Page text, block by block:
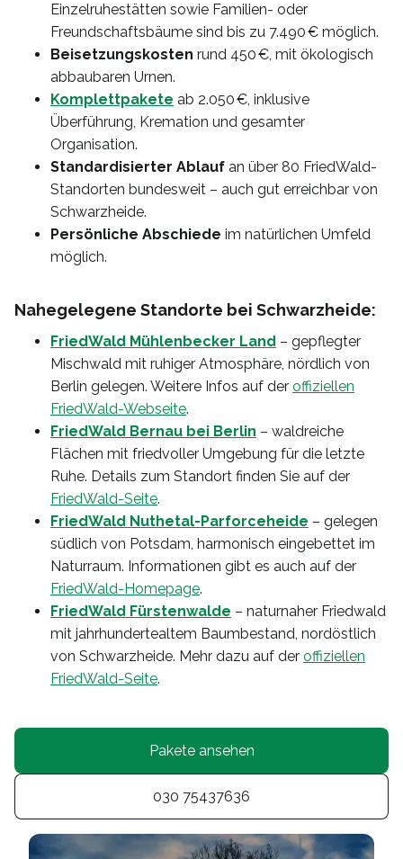
Einzelruhestätten sowie Familien- oder
Freundschaftsbäume sind bis zu 7.490 € möglich.
Beisetzungskosten rund 450 €, mit ökologisch
abbaubaren Urnen.
Komplettpakete ab 2.050 €, inklusive
Überführung, Kremation und gesamter
Organisation.
Standardisierter Ablauf an über 80 FriedWald-
Standorten bundesweit – auch gut erreichbar von
Schwarzheide.
Persönliche Abschiede im natürlichen Umfeld
möglich.
Nahegelegene Standorte bei Schwarzheide:
FriedWald Mühlenbecker Land – gepflegter
Mischwald mit ruhiger Atmosphäre, nördlich von
Berlin gelegen. Weitere Infos auf der offiziellen
FriedWald-Webseite.
FriedWald Bernau bei Berlin – waldreiche
Flächen mit friedvoller Umgebung für die letzte
Ruhe. Details zum Standort finden Sie auf der
FriedWald-Seite.
FriedWald Nuthetal-Parforceheide – gelegen
südlich von Potsdam, harmonisch eingebettet im
Naturraum. Informationen gibt es auch auf der
FriedWald-Homepage.
FriedWald Fürstenwalde – naturnaher Friedwald
mit jahrhundertealtem Baumbestand, nordöstlich
von Schwarzheide. Mehr dazu auf der offiziellen
FriedWald-Seite.
Pakete ansehen
030 75437636